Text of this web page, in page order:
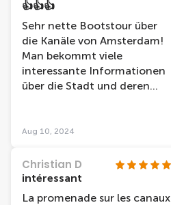
👍👍👍
Sehr nette Bootstour über
die Kanäle von Amsterdam!
Man bekommt viele
interessante Informationen
über die Stadt und deren
Aug 10, 2024
Christian D
intéressant
La promenade sur les canaux